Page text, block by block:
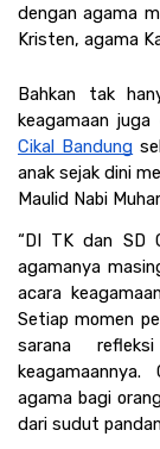
dengan agama
Kristen, agama
Bahkan tak
keagamaan
Cikal Bandung
anak sejak dini
Maulid Nabi
“DI TK dan SD
agamanya
acara
Setiap momen
sarana
agama bagi
dari sudut